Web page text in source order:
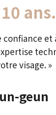
ans.
confiance
visage. »
geun